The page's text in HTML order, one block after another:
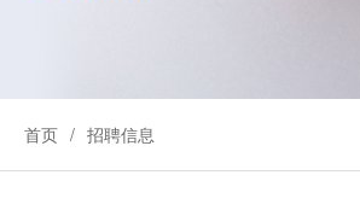
首页 招聘信息